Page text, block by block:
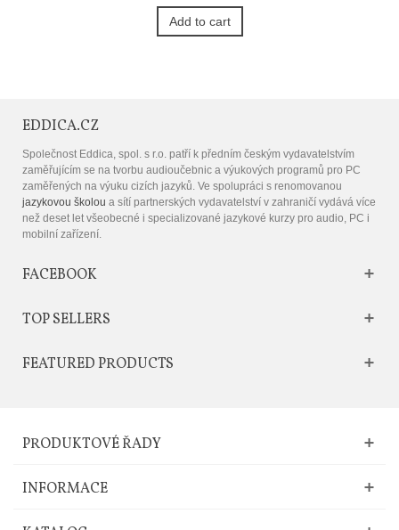
Add to cart
EDDICA.CZ
Společnost Eddica, spol. s r.o. patří k předním českým vydavatelstvím
zaměřujícím se na tvorbu audioučebnic a výukových programů pro PC
zaměřených na výuku cizích jazyků. Ve spolupráci s renomovanou
jazykovou školou a sítí partnerských vydavatelství v zahraničí vydává více
než deset let všeobecné i specializované jazykové kurzy pro audio, PC i
mobilní zařízení.
FACEBOOK
TOP SELLERS
FEATURED PRODUCTS
PRODUKTOVÉ ŘADY
INFORMACE